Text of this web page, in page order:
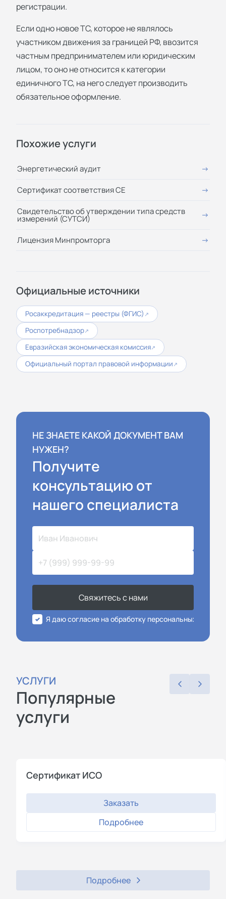
регистрации.
Если одно новое ТС, которое не являлось
участником движения за границей РФ, ввозится
частным предпринимателем или юридическим
лицом, то оно не относится к категории
единичного ТС, на него следует производить
обязательное оформление.
Похожие услуги
Энергетический аудит
Сертификат соответствия СЕ
Свидетельство об утверждении типа средств
измерений (СУТСИ)
Лицензия Минпромторга
Официальные источники
Росаккредитация — реестры (ФГИС) ↗
Роспотребнадзор↗
Евразийская экономическая комиссия↗
Официальный портал правовой информации ↗
НЕ ЗНАЕТЕ КАКОЙ ДОКУМЕНТ ВАМ
НУЖЕН?
Получите
консультацию от
нашего специалиста
Свяжитесь с нами
Я даю согласие на обработку персональных
УСЛУГИ
Популярные
услуги
Cертификат ИСО
Заказать
Подробнее
Подробнее